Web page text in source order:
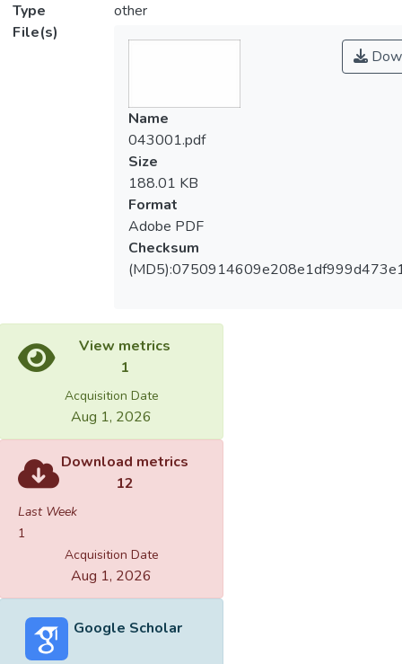
Type
other
File(s)
Name
043001.pdf
Size
188.01 KB
Format
Adobe PDF
Checksum
View metrics
1
Acquisition Date
Aug 1, 2026
Download metrics
12
Last Week
1
Acquisition Date
Aug 1, 2026
Google Scholar